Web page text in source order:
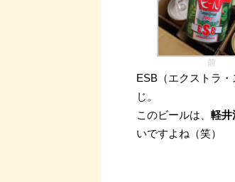
前
ESB（エクストラ
じ。
このビールは、 軽井
いですよね（笑）